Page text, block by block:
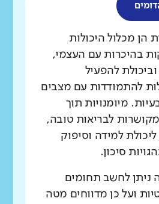
הן מכלול היכולות
בהיכרות עם העצמי,
להפעיל
להתמודדות עם מצבים
מיומנויות תוך
לבריאות טובה,
למידה וסיפוק
סיכון.
ניתן לחשב תחומים
ועל כן מדווחים מטה